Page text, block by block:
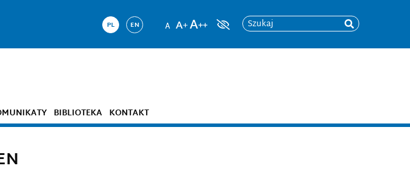
PL EN Szukaj
BIBLIOTEKA KONTAKT